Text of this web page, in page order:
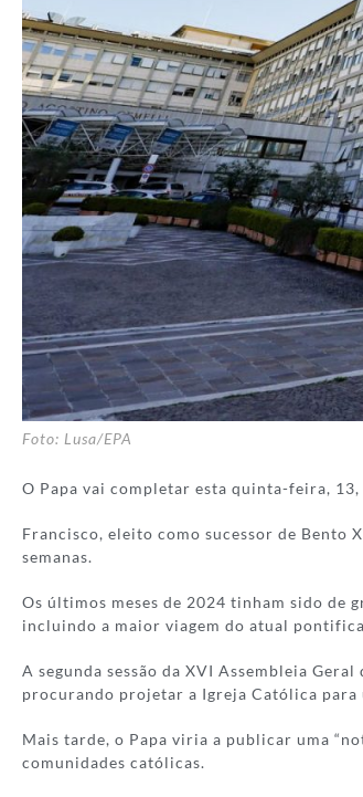
Foto: Lusa/EPA
O Papa vai completar esta quinta-feira,
Francisco, eleito como sucessor de Bento
semanas.
Os últimos meses de 2024 tinham sido de
incluindo a maior viagem do atual
A segunda sessão da XVI Assembleia
procurando projetar a Igreja Católica para
Mais tarde, o Papa viria a publicar uma
comunidades católicas.